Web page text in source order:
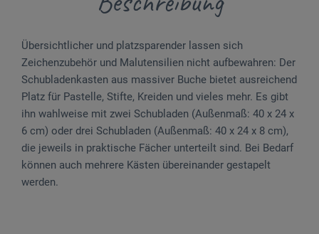
Übersichtlicher und platzsparender lassen sich
Zeichenzubehör und Malutensilien nicht aufbewahren: Der
Schubladenkasten aus massiver Buche bietet ausreichend
Platz für Pastelle, Stifte, Kreiden und vieles mehr. Es gibt
ihn wahlweise mit zwei Schubladen (Außenmaß: 40 x 24 x
6 cm) oder drei Schubladen (Außenmaß: 40 x 24 x 8 cm),
die jeweils in praktische Fächer unterteilt sind. Bei Bedarf
können auch mehrere Kästen übereinander gestapelt
werden.